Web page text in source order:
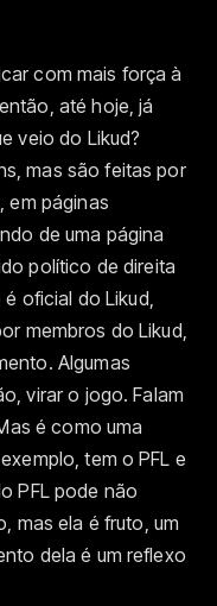
com mais força à
até hoje, já
veio do Likud?
mas são feitas por
em páginas
de uma página
político de direita
oficial do Likud,
membros do Likud,
Algumas
virar o jogo. Falam
é como uma
tem o PFL e
PFL pode não
mas ela é fruto, um
dela é um reflexo